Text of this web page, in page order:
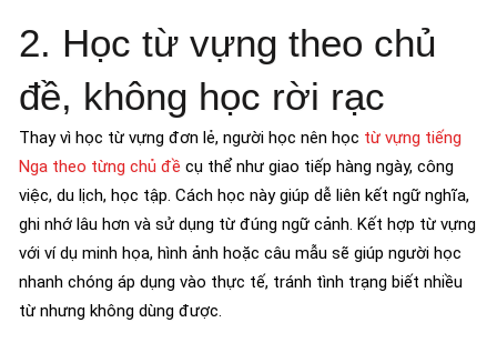
2. Học từ vựng theo chủ
đề, không học rời rạc
Thay vì học từ vựng đơn lẻ, người học nên học từ vựng tiếng
Nga theo từng chủ đề cụ thể như giao tiếp hàng ngày, công
việc, du lịch, học tập. Cách học này giúp dễ liên kết ngữ nghĩa,
ghi nhớ lâu hơn và sử dụng từ đúng ngữ cảnh. Kết hợp từ vựng
với ví dụ minh họa, hình ảnh hoặc câu mẫu sẽ giúp người học
nhanh chóng áp dụng vào thực tế, tránh tình trạng biết nhiều
từ nhưng không dùng được.